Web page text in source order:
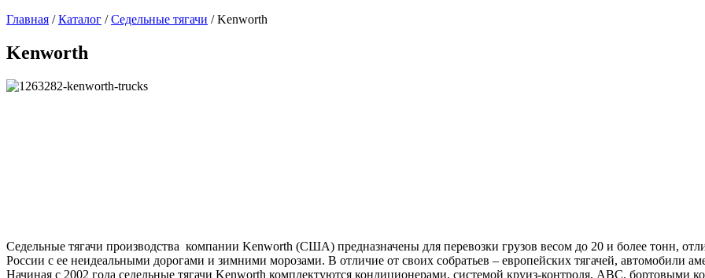
Главная /Каталог /Седельные тягачи /Kenworth
Kenworth
Седельные тягачи производства компании Kenworth (США) предназначены для перевозки грузов весом до 20 и более тонн,
России с ее неидеальными дорогами и зимними морозами. В отличие от своих собратьев – европейских тягачей, автомобили
Начиная с 2002 года седельные тягачи Kenworth комплектуются кондиционерами, системой круиз-контроля, АВС, бортовыми